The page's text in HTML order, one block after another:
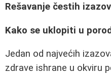
Rešavanje čestih
Kako se uklopiti u
Jedan od najvećih
zdrave ishrane u okviru